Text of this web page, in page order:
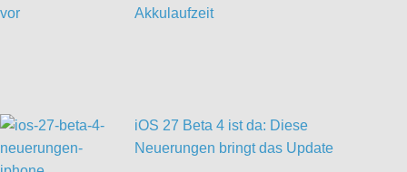
Akkulaufzeit
iOS 27 Beta 4 ist da: Diese
Neuerungen bringt das Update